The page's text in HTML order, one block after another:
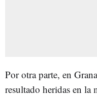
Por otra parte, en
resultado heridas en la